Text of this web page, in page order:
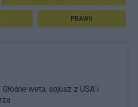
PRAWO
weta, sojusz z USA i